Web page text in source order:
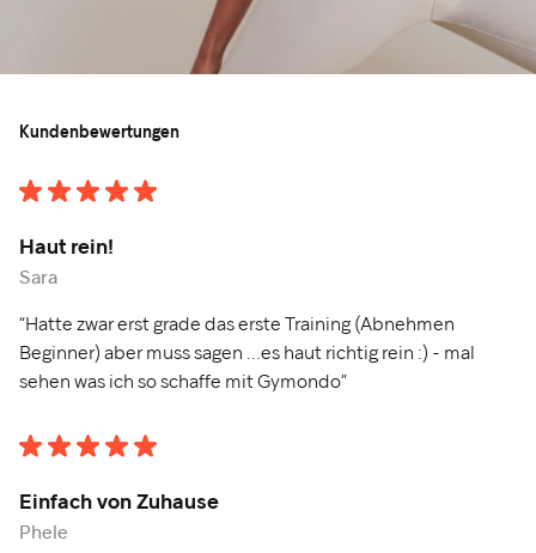
Kundenbewertungen
Haut rein!
Sara
“Hatte zwar erst grade das erste Training (Abnehmen
Beginner) aber muss sagen ...es haut richtig rein :) - mal
sehen was ich so schaffe mit Gymondo”
Einfach von Zuhause
Phele